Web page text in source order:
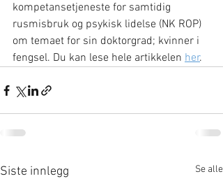
kompetansetjeneste for samtidig
rusmisbruk og psykisk lidelse (NK ROP)
om temaet for sin doktorgrad; kvinner i
fengsel. Du kan lese hele artikkelen her.
Siste innlegg Se alle